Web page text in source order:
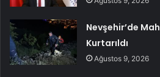
Nevşehir’de
Kurtarıldı
Ağustos 9, 2026